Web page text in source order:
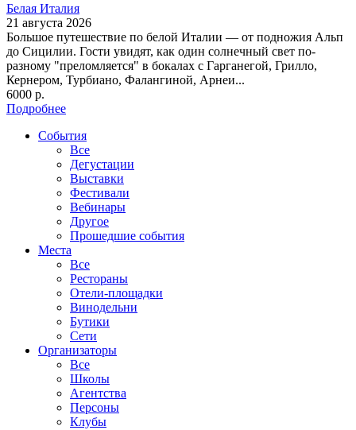
Белая Италия
21 августа 2026
Большое путешествие по белой Италии — от подножия Альп
до Сицилии. Гости увидят, как один солнечный свет по-
разному "преломляется" в бокалах с Гарганегой, Грилло,
Кернером, Турбиано, Фалангиной, Арнеи...
6000 р.
Подробнее
События
Все
Дегустации
Выставки
Фестивали
Вебинары
Другое
Прошедшие события
Места
Все
Рестораны
Отели-площадки
Винодельни
Бутики
Сети
Организаторы
Все
Школы
Агентства
Персоны
Клубы